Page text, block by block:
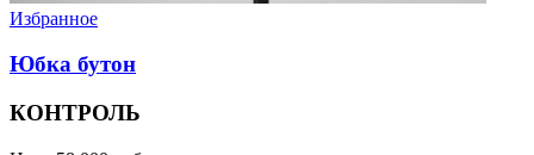
Избранное
Юбка бутон
КОНТРОЛЬ